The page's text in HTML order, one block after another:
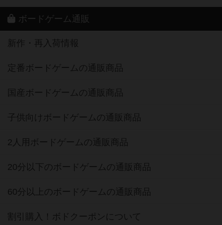
ボードゲーム通販
新作・再入荷情報
定番ボードゲームの通販商品
国産ボードゲームの通販商品
子供向けボードゲームの通販商品
2人用ボードゲームの通販商品
20分以下のボードゲームの通販商品
60分以上のボードゲームの通販商品
割引購入！ボドクーポンについて